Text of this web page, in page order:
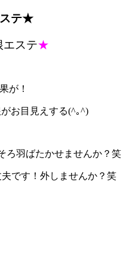
ステ★
エステ★
が！
お目見えする(^｡^)
ろ羽ばたかせませんか？笑
です！外しませんか？笑